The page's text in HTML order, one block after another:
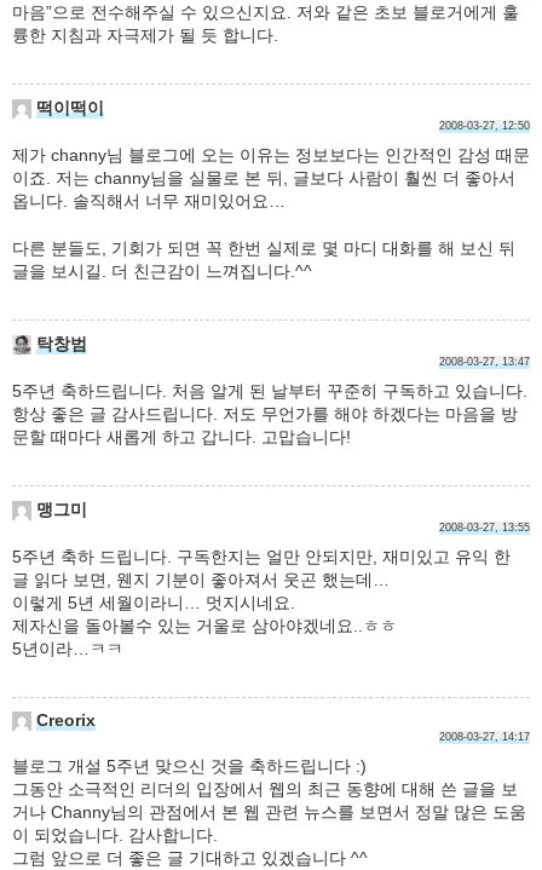
마음”으로 전수해주실 수 있으신지요. 저와 같은 초보 블로거에게 훌
륭한 지침과 자극제가 될 듯 합니다.
떡이떡이
2008-03-27, 12:50
제가 channy님 블로그에 오는 이유는 정보보다는 인간적인 감성 때문
이죠. 저는 channy님을 실물로 본 뒤, 글보다 사람이 훨씬 더 좋아서
옵니다. 솔직해서 너무 재미있어요…
다른 분들도, 기회가 되면 꼭 한번 실제로 몇 마디 대화를 해 보신 뒤
글을 보시길. 더 친근감이 느껴집니다.^^
탁창범
2008-03-27, 13:47
5주년 축하드립니다. 처음 알게 된 날부터 꾸준히 구독하고 있습니다.
항상 좋은 글 감사드립니다. 저도 무언가를 해야 하겠다는 마음을 방
문할 때마다 새롭게 하고 갑니다. 고맙습니다!
맹그미
2008-03-27, 13:55
5주년 축하 드립니다. 구독한지는 얼만 안되지만, 재미있고 유익 한
글 읽다 보면, 웬지 기분이 좋아져서 웃곤 했는데…
이렇게 5년 세월이라니… 멋지시네요.
제자신을 돌아볼수 있는 거울로 삼아야겠네요..ㅎㅎ
5년이라…ㅋㅋ
Creorix
2008-03-27, 14:17
블로그 개설 5주년 맞으신 것을 축하드립니다 :)
그동안 소극적인 리더의 입장에서 웹의 최근 동향에 대해 쓴 글을 보
거나 Channy님의 관점에서 본 웹 관련 뉴스를 보면서 정말 많은 도움
이 되었습니다. 감사합니다.
그럼 앞으로 더 좋은 글 기대하고 있겠습니다 ^^